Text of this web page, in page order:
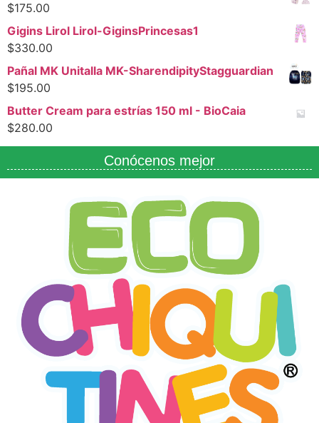
$175.00
Gigins Lirol Lirol-GiginsPrincesas1
$330.00
Pañal MK Unitalla MK-SharendipityStagguardian
$195.00
Butter Cream para estrías 150 ml - BioCaia
$280.00
Conócenos mejor